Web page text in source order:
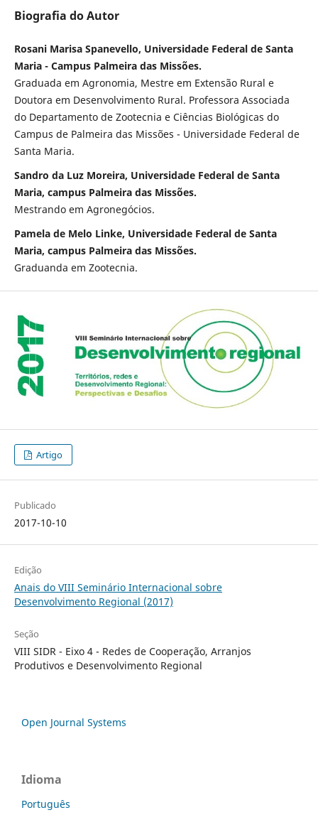
Biografia do Autor
Rosani Marisa Spanevello, Universidade Federal de Santa
Maria - Campus Palmeira das Missões.
Graduada em Agronomia, Mestre em Extensão Rural e
Doutora em Desenvolvimento Rural. Professora Associada
do Departamento de Zootecnia e Ciências Biológicas do
Campus de Palmeira das Missões - Universidade Federal de
Santa Maria.
Sandro da Luz Moreira, Universidade Federal de Santa
Maria, campus Palmeira das Missões.
Mestrando em Agronegócios.
Pamela de Melo Linke, Universidade Federal de Santa
Maria, campus Palmeira das Missões.
Graduanda em Zootecnia.
Artigo
Publicado
2017-10-10
Edição
Anais do VIII Seminário Internacional sobre
Desenvolvimento Regional (2017)
Seção
VIII SIDR - Eixo 4 - Redes de Cooperação, Arranjos
Produtivos e Desenvolvimento Regional
Open Journal Systems
Idioma
Português